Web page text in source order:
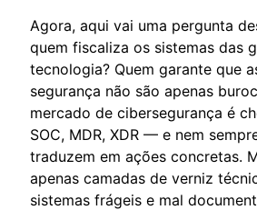
Agora, aqui vai uma pergunta
quem fiscaliza os sistemas das
tecnologia? Quem garante que
segurança não são apenas
mercado de cibersegurança é
SOC, MDR, XDR — e nem
traduzem em ações concretas.
apenas camadas de verniz
sistemas frágeis e mal